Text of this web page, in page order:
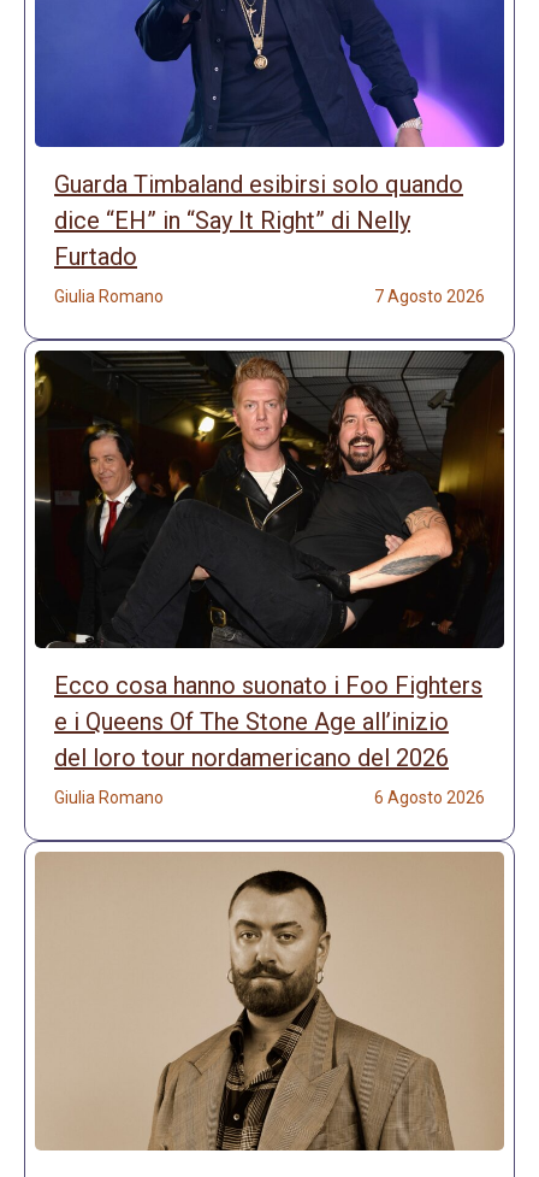
Guarda Timbaland esibirsi solo quando
dice “EH” in “Say It Right” di Nelly
Furtado
Giulia Romano 7 Agosto 2026
Ecco cosa hanno suonato i Foo Fighters
e i Queens Of The Stone Age all’inizio
del loro tour nordamericano del 2026
Giulia Romano 6 Agosto 2026